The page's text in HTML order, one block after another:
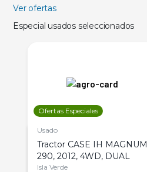
Ver ofertas
Especial usados seleccionados
Ofertas Especiales
Usado
Tractor CASE IH MAGNUM
290, 2012, 4WD, DUAL
Isla Verde